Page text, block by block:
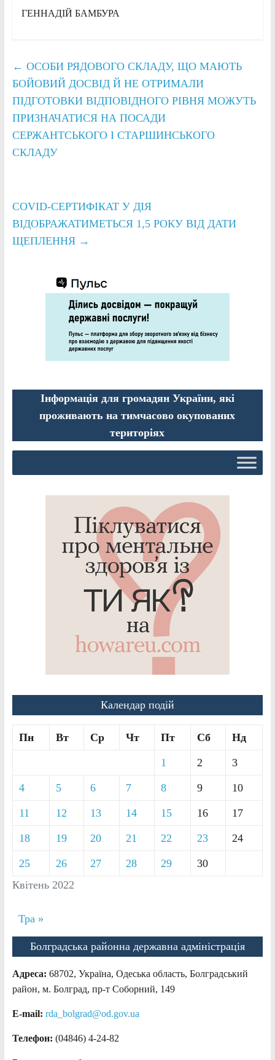
ГЕННАДІЙ БАМБУРА
← ОСОБИ РЯДОВОГО СКЛАДУ, ЩО МАЮТЬ
БОЙОВИЙ ДОСВІД Й НЕ ОТРИМАЛИ
ПІДГОТОВКИ ВІДПОВІДНОГО РІВНЯ МОЖУТЬ
ПРИЗНАЧАТИСЯ НА ПОСАДИ
СЕРЖАНТСЬКОГО І СТАРШИНСЬКОГО
СКЛАДУ
COVID-СЕРТИФІКАТ У ДІЯ
ВІДОБРАЖАТИМЕТЬСЯ 1,5 РОКУ ВІД ДАТИ
ЩЕПЛЕННЯ →
Інформація для громадян України, які
проживають на тимчасово окупованих
територіях
Календар подій
Квітень 2022
Пн Вт Ср Чт Пт Сб Нд
1 2 3
4 5 6 7 8 9 10
11 12 13 14 15 16 17
18 19 20 21 22 23 24
25 26 27 28 29 30
Тра »
Болградська районна державна адміністрація
Адреса: 68702, Україна, Одеська область, Болградський
район, м. Болград, пр-т Соборний, 149
E-mail: rda_bolgrad@od.gov.ua
Телефон: (04846) 4-24-82